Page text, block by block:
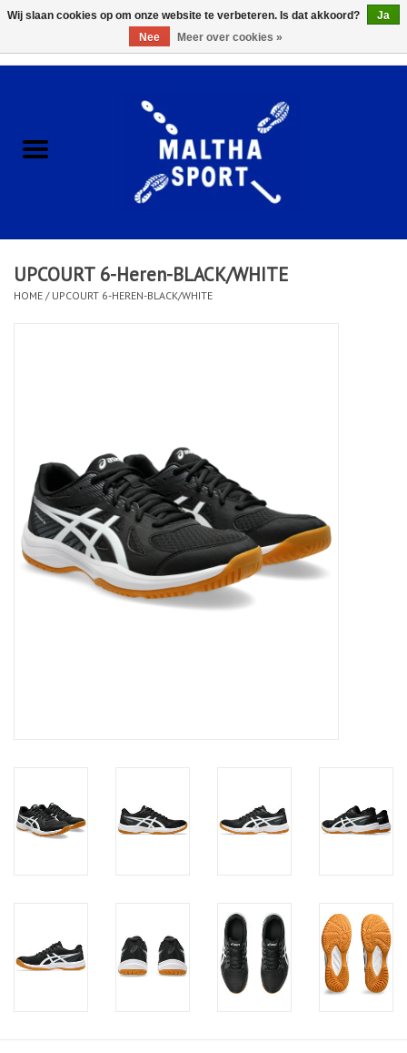
ACCESSOIRES/HARDWARE
KLEDING
CLUBSHOPS
Merken
UPCOURT 6-Heren-BLACK/WHITE
HOME / UPCOURT 6-HEREN-BLACK/WHITE
Wij slaan cookies op om onze website te verbeteren. Is dat akkoord?
Ja
Nee
Meer over cookies »